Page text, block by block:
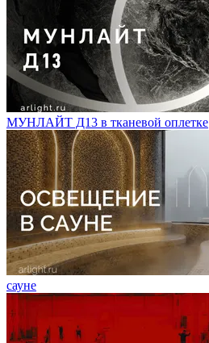
МУНЛАЙТ Д13 в тканевой оплетке
сауне